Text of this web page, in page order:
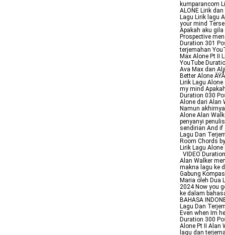
kumparancom
ALONE Lirik
Lagu Lirik lagu
your mind
Apakah aku gila
Prospective
Duration 301
terjemahan
Max Alone Pt II
YouTube
Ava Max dan
Better Alone
Lirik Lagu
my mind
Duration 030
Alone dari Alan
Namun
Alone Alan
penyanyi
sendirian And if
Lagu Dan
Room Chords
Lirik Lagu
VIDEO
Alan Walker
makna lagu ke
Gabung
Maria oleh Dua
2024 Now you
ke dalam
BAHASA
Lagu Dan
Even when Im
Duration 300
Alone Pt II Alan
lagu dan